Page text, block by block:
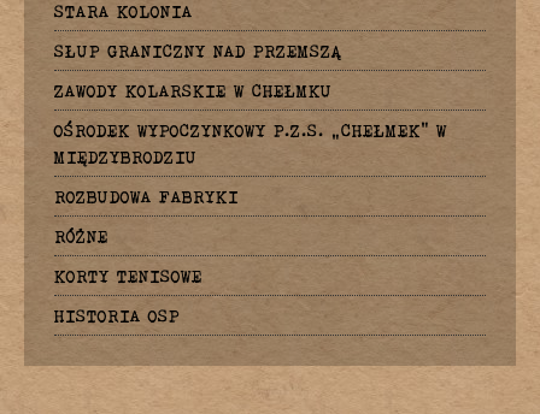
STARA KOLONIA
SŁUP GRANICZNY NAD PRZEMSZĄ
ZAWODY KOLARSKIE W CHEŁMKU
OŚRODEK WYPOCZYNKOWY P.Z.S. „CHEŁMEK” W
MIĘDZYBRODZIU
ROZBUDOWA FABRYKI
RÓŻNE
KORTY TENISOWE
HISTORIA OSP